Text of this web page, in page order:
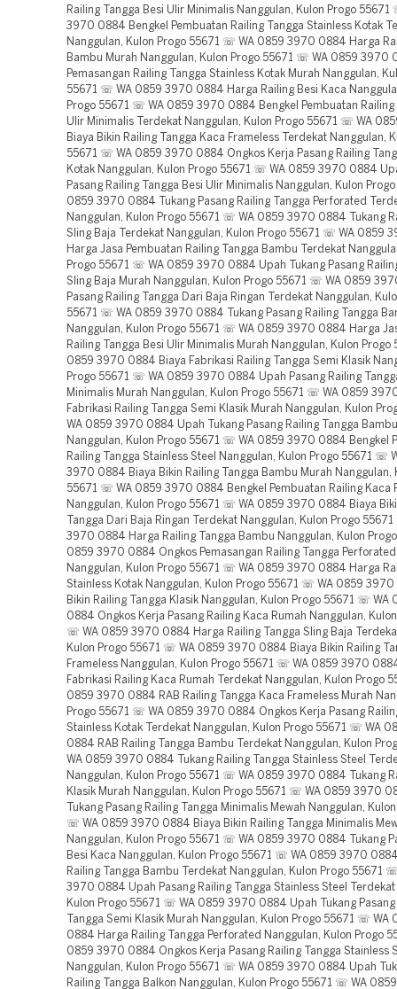
Railing Tangga Besi Ulir Minimalis Nanggulan, Kulon Progo
3970 0884 Bengkel Pembuatan Railing Tangga Stainless Kotak
Nanggulan, Kulon Progo 55671 ☏ WA 0859 3970 0884 Harga
Bambu Murah Nanggulan, Kulon Progo 55671 ☏ WA 0859 3970
Pemasangan Railing Tangga Stainless Kotak Murah Nanggulan,
55671 ☏ WA 0859 3970 0884 Harga Railing Besi Kaca
Progo 55671 ☏ WA 0859 3970 0884 Bengkel Pembuatan Railing
Ulir Minimalis Terdekat Nanggulan, Kulon Progo 55671 ☏ WA
Biaya Bikin Railing Tangga Kaca Frameless Terdekat Nanggulan,
55671 ☏ WA 0859 3970 0884 Ongkos Kerja Pasang Railing
Kotak Nanggulan, Kulon Progo 55671 ☏ WA 0859 3970 0884
Pasang Railing Tangga Besi Ulir Minimalis Nanggulan, Kulon
0859 3970 0884 Tukang Pasang Railing Tangga Perforated
Nanggulan, Kulon Progo 55671 ☏ WA 0859 3970 0884 Tukang
Sling Baja Terdekat Nanggulan, Kulon Progo 55671 ☏ WA 0859
Harga Jasa Pembuatan Railing Tangga Bambu Terdekat
Progo 55671 ☏ WA 0859 3970 0884 Upah Tukang Pasang
Sling Baja Murah Nanggulan, Kulon Progo 55671 ☏ WA 0859
Pasang Railing Tangga Dari Baja Ringan Terdekat Nanggulan,
55671 ☏ WA 0859 3970 0884 Tukang Pasang Railing Tangga
Nanggulan, Kulon Progo 55671 ☏ WA 0859 3970 0884 Harga
Railing Tangga Besi Ulir Minimalis Murah Nanggulan, Kulon
0859 3970 0884 Biaya Fabrikasi Railing Tangga Semi Klasik
Progo 55671 ☏ WA 0859 3970 0884 Upah Pasang Railing
Minimalis Murah Nanggulan, Kulon Progo 55671 ☏ WA 0859
Fabrikasi Railing Tangga Semi Klasik Murah Nanggulan, Kulon
WA 0859 3970 0884 Upah Tukang Pasang Railing Tangga
Nanggulan, Kulon Progo 55671 ☏ WA 0859 3970 0884 Bengkel
Railing Tangga Stainless Steel Nanggulan, Kulon Progo 55671 ☏
3970 0884 Biaya Bikin Railing Tangga Bambu Murah Nanggulan,
55671 ☏ WA 0859 3970 0884 Bengkel Pembuatan Railing Kaca
Nanggulan, Kulon Progo 55671 ☏ WA 0859 3970 0884 Biaya
Tangga Dari Baja Ringan Terdekat Nanggulan, Kulon Progo
3970 0884 Harga Railing Tangga Bambu Nanggulan, Kulon
0859 3970 0884 Ongkos Pemasangan Railing Tangga
Nanggulan, Kulon Progo 55671 ☏ WA 0859 3970 0884 Harga
Stainless Kotak Nanggulan, Kulon Progo 55671 ☏ WA 0859
Bikin Railing Tangga Klasik Nanggulan, Kulon Progo 55671 ☏ WA
0884 Ongkos Kerja Pasang Railing Kaca Rumah Nanggulan,
☏ WA 0859 3970 0884 Harga Railing Tangga Sling Baja
Kulon Progo 55671 ☏ WA 0859 3970 0884 Biaya Bikin Railing
Frameless Nanggulan, Kulon Progo 55671 ☏ WA 0859 3970
Fabrikasi Railing Kaca Rumah Terdekat Nanggulan, Kulon Progo
0859 3970 0884 RAB Railing Tangga Kaca Frameless Murah
Progo 55671 ☏ WA 0859 3970 0884 Ongkos Kerja Pasang
Stainless Kotak Terdekat Nanggulan, Kulon Progo 55671 ☏ WA
0884 RAB Railing Tangga Bambu Terdekat Nanggulan, Kulon
WA 0859 3970 0884 Tukang Railing Tangga Stainless Steel
Nanggulan, Kulon Progo 55671 ☏ WA 0859 3970 0884 Tukang
Klasik Murah Nanggulan, Kulon Progo 55671 ☏ WA 0859 3970
Tukang Pasang Railing Tangga Minimalis Mewah Nanggulan,
☏ WA 0859 3970 0884 Biaya Bikin Railing Tangga Minimalis
Nanggulan, Kulon Progo 55671 ☏ WA 0859 3970 0884 Tukang
Besi Kaca Nanggulan, Kulon Progo 55671 ☏ WA 0859 3970
Railing Tangga Bambu Terdekat Nanggulan, Kulon Progo 55671
3970 0884 Upah Pasang Railing Tangga Stainless Steel Terdekat
Kulon Progo 55671 ☏ WA 0859 3970 0884 Upah Tukang Pasang
Tangga Semi Klasik Murah Nanggulan, Kulon Progo 55671 ☏ WA
0884 Harga Railing Tangga Perforated Nanggulan, Kulon Progo
0859 3970 0884 Ongkos Kerja Pasang Railing Tangga Stainless
Nanggulan, Kulon Progo 55671 ☏ WA 0859 3970 0884 Upah
Railing Tangga Balkon Nanggulan, Kulon Progo 55671 ☏ WA